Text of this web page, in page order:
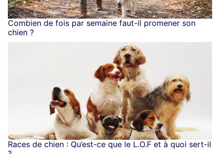
Combien de fois par semaine faut-il promener son
chien ?
Races de chien : Qu’est-ce que le L.O.F et à quoi sert-il